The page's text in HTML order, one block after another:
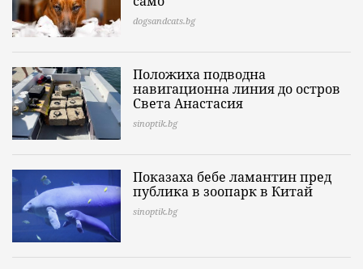
dogsandcats.bg
Положиха подводна
навигационна линия до остров
Света Анастасия
sinoptik.bg
Показаха бебе ламантин пред
публика в зоопарк в Китай
sinoptik.bg